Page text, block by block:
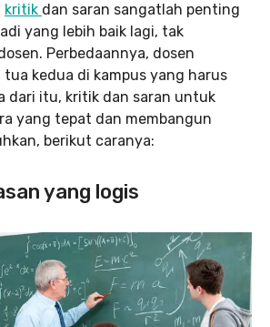
kritik dan saran sangatlah penting
yang lebih baik lagi, tak
Perbedaannya, dosen
tua kedua di kampus yang harus
dari itu, kritik dan saran untuk
yang tepat dan membangun
berikut caranya:
yang logis